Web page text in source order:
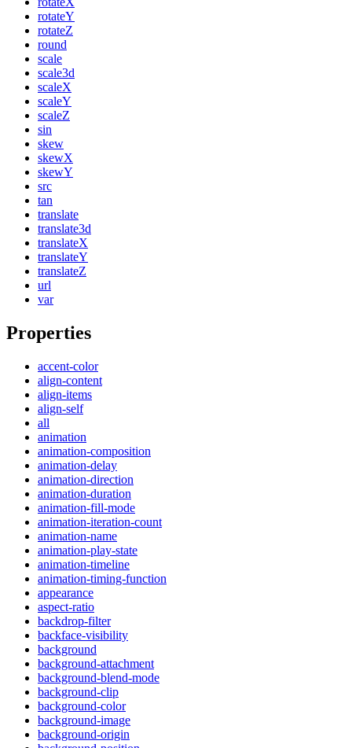
rotateY
rotateZ
round
scale
scale3d
scaleX
scaleY
scaleZ
sin
skew
skewX
skewY
src
tan
translate
translate3d
translateX
translateY
translateZ
url
var
Properties
accent-color
align-content
align-items
align-self
all
animation
animation-composition
animation-delay
animation-direction
animation-duration
animation-fill-mode
animation-iteration-count
animation-name
animation-play-state
animation-timeline
animation-timing-function
appearance
aspect-ratio
backdrop-filter
backface-visibility
background
background-attachment
background-blend-mode
background-clip
background-color
background-image
background-origin